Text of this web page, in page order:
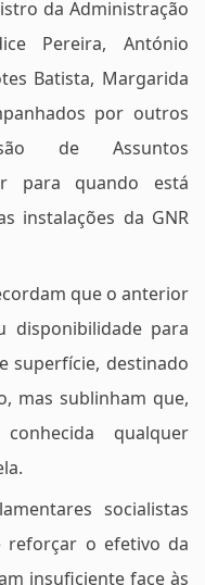
da Administração
Pereira, António
Batista, Margarida
por outros
de Assuntos
para quando está
instalações da GNR
que o anterior
disponibilidade para
superfície, destinado
mas sublinham que,
qualquer
socialistas
reforçar o efetivo da
insuficiente face às